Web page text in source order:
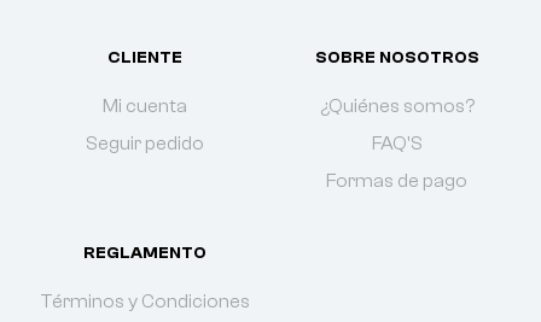
CLIENTE
Mi cuenta
Seguir pedido
SOBRE NOSOTROS
¿Quiénes somos?
FAQ'S
Formas de pago
REGLAMENTO
Términos y Condiciones